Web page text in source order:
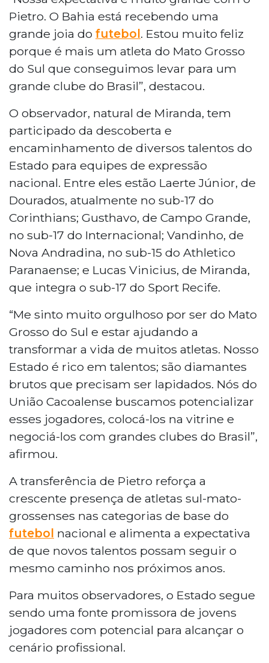
Pietro. O Bahia está recebendo uma
grande joia do futebol. Estou muito feliz
porque é mais um atleta do Mato Grosso
do Sul que conseguimos levar para um
grande clube do Brasil”, destacou.
O observador, natural de Miranda, tem
participado da descoberta e
encaminhamento de diversos talentos do
Estado para equipes de expressão
nacional. Entre eles estão Laerte Júnior, de
Dourados, atualmente no sub-17 do
Corinthians; Gusthavo, de Campo Grande,
no sub-17 do Internacional; Vandinho, de
Nova Andradina, no sub-15 do Athletico
Paranaense; e Lucas Vinicius, de Miranda,
que integra o sub-17 do Sport Recife.
“Me sinto muito orgulhoso por ser do Mato
Grosso do Sul e estar ajudando a
transformar a vida de muitos atletas. Nosso
Estado é rico em talentos; são diamantes
brutos que precisam ser lapidados. Nós do
União Cacoalense buscamos potencializar
esses jogadores, colocá-los na vitrine e
negociá-los com grandes clubes do Brasil”,
afirmou.
A transferência de Pietro reforça a
crescente presença de atletas sul-mato-
grossenses nas categorias de base do
futebol nacional e alimenta a expectativa
de que novos talentos possam seguir o
mesmo caminho nos próximos anos.
Para muitos observadores, o Estado segue
sendo uma fonte promissora de jovens
jogadores com potencial para alcançar o
cenário profissional.